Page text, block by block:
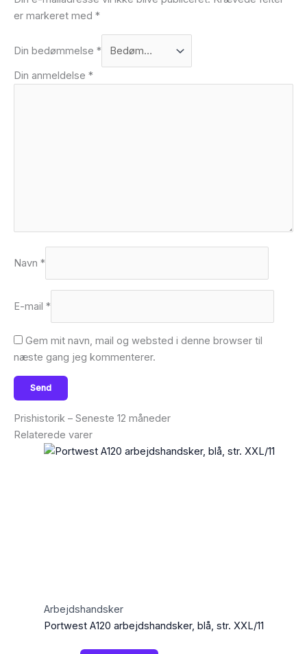
er markeret med *
Din bedømmelse *
Din anmeldelse *
Navn *
E-mail *
Gem mit navn, mail og websted i denne browser til
næste gang jeg kommenterer.
Prishistorik – Seneste 12 måneder
Relaterede varer
Arbejdshandsker
Portwest A120 arbejdshandsker, blå, str. XXL/11